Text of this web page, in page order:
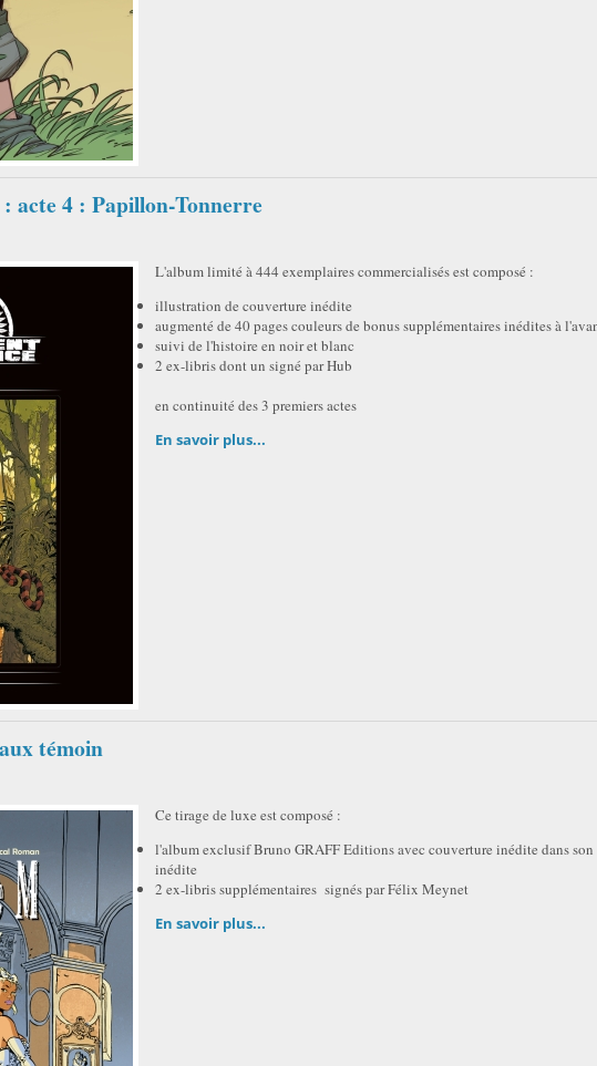
acte 4 : Papillon-Tonnerre
L'album limité à 444 exemplaires commercialisés est composé :
illustration de couverture inédite
augmenté de 40 pages couleurs de bonus supplémentaires inédites à
suivi de l'histoire en noir et blanc
2 ex-libris dont un signé par Hub
en continuité des 3 premiers actes
En savoir plus...
témoin
Ce tirage de luxe est composé :
l'album exclusif Bruno GRAFF Editions avec couverture inédite dans
inédite
2 ex-libris supplémentaires signés par Félix Meynet
En savoir plus...